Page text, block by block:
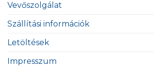
Vevőszolgálat
Szállítási információk
Letöltések
Impresszum